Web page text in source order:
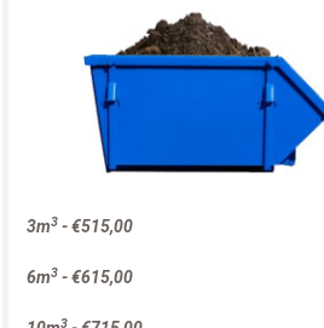
3m3 -€515,00
6m3 -€615,00
3